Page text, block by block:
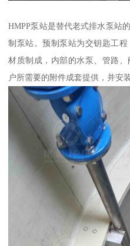
HMPP泵站是替代老式排水泵站
制泵站。预制泵站为交钥匙工
材质制成，内部的水泵、管路
户所需要的附件成套提供，并安